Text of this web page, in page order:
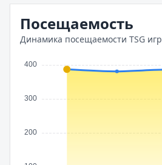
Посещаемость
Динамика посещаемости TSG игр